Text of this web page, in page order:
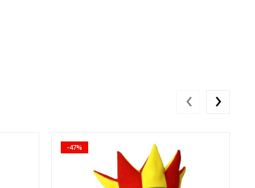
-47%
‹ ›